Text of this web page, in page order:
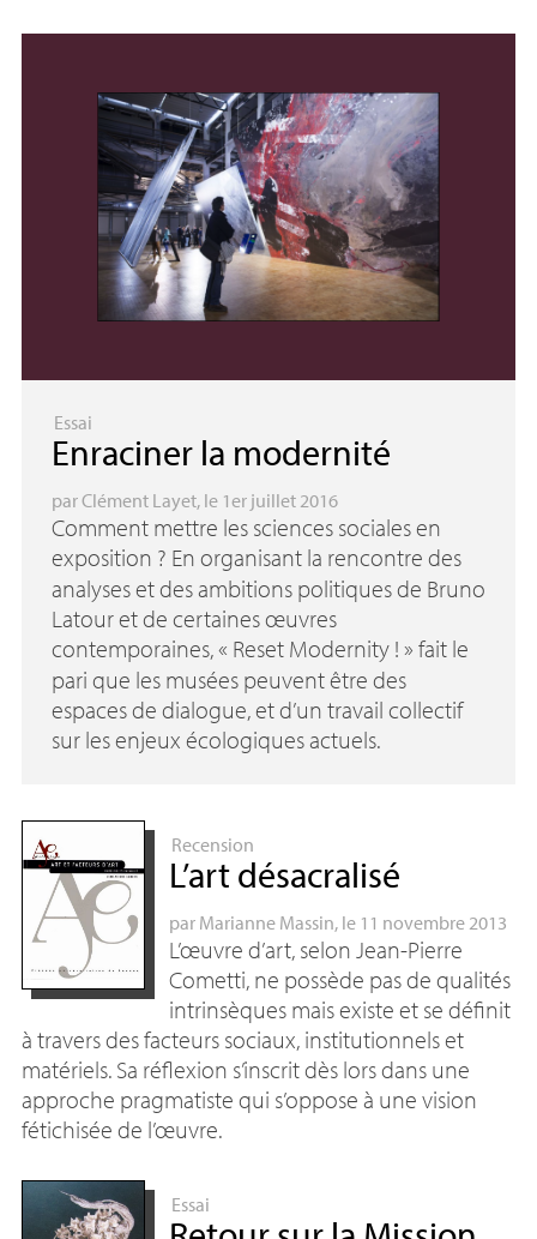
Essai
Enraciner la modernité
parClément Layet, le 1er juillet 2016
Comment mettre les sciences sociales en
exposition ? En organisant la rencontre des
analyses et des ambitions politiques de Bruno
Latour et de certaines œuvres
contemporaines, « Reset Modernity ! » fait le
pari que les musées peuvent être des
espaces de dialogue, et d’un travail collectif
sur les enjeux écologiques actuels.
Recension
L’art désacralisé
par Marianne Massin, le 11 novembre 2013
L’œuvre d’art, selon Jean-Pierre
Cometti, ne possède pas de qualités
intrinsèques mais existe et se définit
à travers des facteurs sociaux, institutionnels et
matériels. Sa réflexion s’inscrit dès lors dans une
approche pragmatiste qui s’oppose à une vision
fétichisée de l’œuvre.
Essai